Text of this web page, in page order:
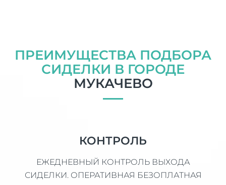
ПРЕИМУЩЕСТВА ПОДБОРА
СИДЕЛКИ В ГОРОДЕ
МУКАЧЕВО
КОНТРОЛЬ
ЕЖЕДНЕВНЫЙ КОНТРОЛЬ ВЫХОДА
СИДЕЛКИ. ОПЕРАТИВНАЯ БЕЗОПЛАТНАЯ